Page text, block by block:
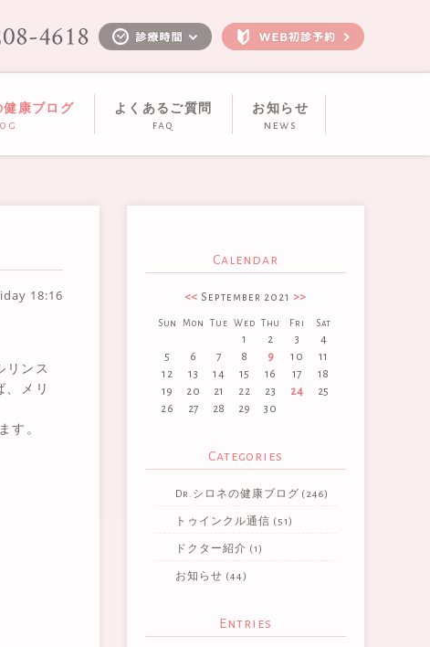
健康ブログ
よくあるご質問
faq
お知らせ
news
18:16
リンス
メリ
す。
Calendar
<< September 2021 >>
Sun Mon Tue Wed Thu Fri Sat
1 2 3
4
5
6 7 8 9 10
11
12
13 14 15 16 17
18
19
20 21 22 23 24
25
26
27 28 29 30
Categories
Dr.シロネの健康ブログ (246)
トゥインクル通信 (51)
ドクター紹介 (1)
お知らせ (44)
Entries